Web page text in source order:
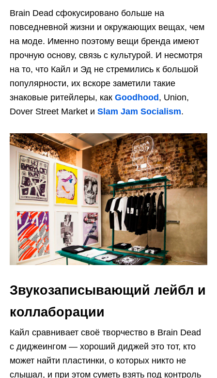
Brain Dead сфокусировано больше на
повседневной жизни и окружающих вещах, чем
на моде. Именно поэтому вещи бренда имеют
прочную основу, связь с культурой. И несмотря
на то, что Кайл и Эд не стремились к большой
популярности, их вскоре заметили такие
знаковые ритейлеры, как Goodhood , Union,
Dover Street Market и Slam Jam Socialism.
Звукозаписывающий лейбл и
коллаборации
Кайл сравнивает своё творчество в Brain Dead
с диджеингом — хороший диджей это тот, кто
может найти пластинки, о которых никто не
слышал, и при этом суметь взять под контроль